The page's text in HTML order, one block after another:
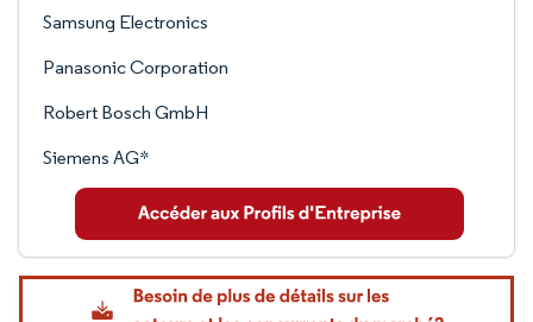
Samsung Electronics
Panasonic Corporation
Robert Bosch GmbH
Siemens AG*